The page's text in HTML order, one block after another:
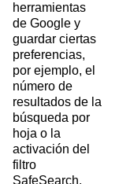
herramientas
de Google y
guardar ciertas
preferencias,
por ejemplo, el
número de
resultados de la
búsqueda por
hoja o la
activación del
filtro
SafeSearch.